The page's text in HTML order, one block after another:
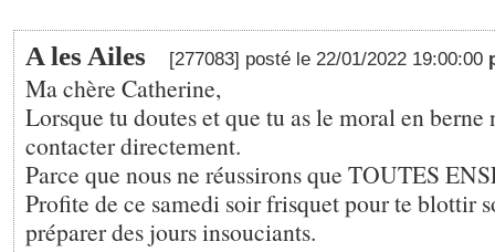
A les Ailes [277083] posté le 22/01/2022 19:00:00
Ma chère Catherine,
Lorsque tu doutes et que tu as le moral en berne
contacter directement.
Parce que nous ne réussirons que TOUTES
Profite de ce samedi soir frisquet pour te blottir
préparer des jours insouciants.